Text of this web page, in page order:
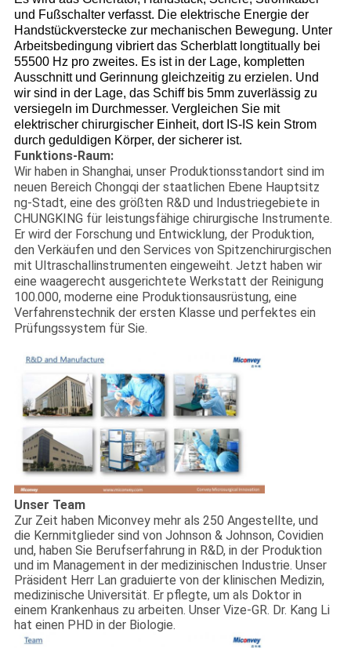
und Fußschalter verfasst. Die elektrische Energie der
Handstückverstecke zur mechanischen Bewegung. Unter
Arbeitsbedingung vibriert das Scherblatt longtitually bei
55500 Hz pro zweites. Es ist in der Lage, kompletten
Ausschnitt und Gerinnung gleichzeitig zu erzielen. Und
wir sind in der Lage, das Schiff bis 5mm zuverlässig zu
versiegeln im Durchmesser. Vergleichen Sie mit
elektrischer chirurgischer Einheit, dort IS-IS kein Strom
durch geduldigen Körper, der sicherer ist.
Funktions-Raum:
Wir haben in Shanghai, unser Produktionsstandort sind im
neuen Bereich Chongqi der staatlichen Ebene Hauptsitz
ng-Stadt, eine des größten R&D und Industriegebiete in
CHUNGKING für leistungsfähige chirurgische Instrumente.
Er wird der Forschung und Entwicklung, der Produktion,
den Verkäufen und den Services von Spitzenchirurgischen
mit Ultraschallinstrumenten eingeweiht. Jetzt haben wir
eine waagerecht ausgerichtete Werkstatt der Reinigung
100.000, moderne eine Produktionsausrüstung, eine
Verfahrenstechnik der ersten Klasse und perfektes ein
Prüfungssystem für Sie.
Unser Team
Zur Zeit haben Miconvey mehr als 250 Angestellte, und
die Kernmitglieder sind von Johnson & Johnson, Covidien
und, haben Sie Berufserfahrung in R&D, in der Produktion
und im Management in der medizinischen Industrie. Unser
Präsident Herr Lan graduierte von der klinischen Medizin,
medizinische Universität. Er pflegte, um als Doktor in
einem Krankenhaus zu arbeiten. Unser Vize-GR. Dr. Kang Li
hat einen PHD in der Biologie.